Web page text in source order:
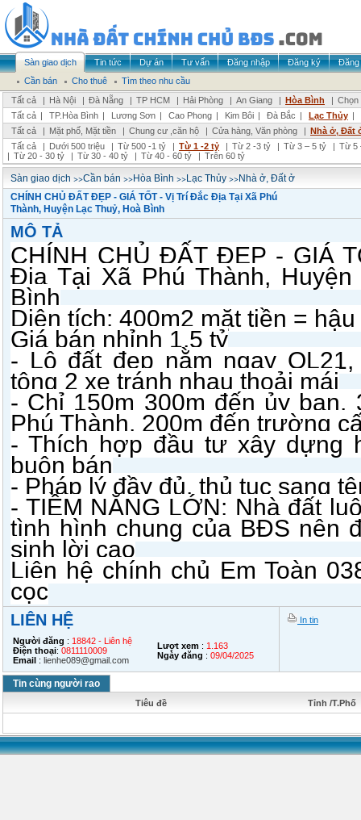
Sàn giao dịch Tin tức Dự án Tư vấn Đăng nhập Đăng ký
Đăng
Cần bán
Cho thuê
Tìm theo nhu cầu
Tất cả
| Hà Nội | Đà Nẵng | TP HCM | Hải Phòng | An Giang | Hòa Bình | Chọn
Tất cả | TP.Hòa Bình | Lương Sơn | Cao Phong | Kim Bôi | Đà Bắc | Lạc Thủy |
Tất cả
| Mặt phố, Mặt tiền | Chung cư ,căn hộ | Cửa hàng, Văn phòng | Nhà ở, Đất
Tất cả
| Dưới 500 triệu | Từ 500 -1 tỷ | Từ 1 -2 tỷ | Từ 2 -3 tỷ | Từ 3 – 5 tỷ | Từ 5
| Từ 20 - 30 tỷ | Từ 30 - 40 tỷ | Từ 40 - 60 tỷ | Trên 60 tỷ
Sàn giao dịch >>Cần bán >>Hòa Bình >>Lạc Thủy >>Nhà ở, Đất ở
CHÍNH CHỦ ĐẤT ĐẸP - GIÁ TỐT - Vị Trí Đắc Địa Tại Xã Phú
Thành, Huyện Lạc Thuỷ, Hoà Bình
MÔ TẢ
CHÍNH CHỦ ĐẤT ĐẸP - GIÁ
Địa Tại Xã Phú Thành, Huyện
Bình
Diện tích: 400m2 mặt tiền =
Giá bán nhỉnh 1,5 tỷ
- Lô đất đẹp nằm ngay
tông 2 xe tránh nhau thoải mái
- Chỉ 150m 300m đến ủy ban,
Phú Thành, 200m đến trường
- Thích hợp đầu tư xây dựng
buôn bán
- Pháp lý đầy đủ, thủ tục sang
- TIỀM NĂNG LỚN: Nhà đất
tình hình chung của BĐS nên
sinh lời cao
Liên hệ chính chủ Em Toàn
cọc
LIÊN HỆ
Người đăng : 18842 - Liên hệ
Điện thoại: 0811110009
Email : lienhe089@gmail.com
Lượt xem : 1.163
Ngày đăng : 09/04/2025
In tin
Tin cùng người rao
Tiêu đề Tỉnh /T.Phố